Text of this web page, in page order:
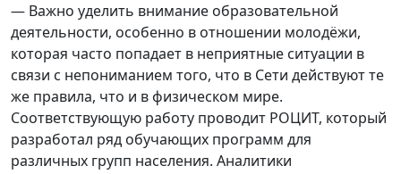
— Важно уделить внимание образовательной
деятельности, особенно в отношении молодёжи,
которая часто попадает в неприятные ситуации в
связи с непониманием того, что в Сети действуют те
же правила, что и в физическом мире.
Соответствующую работу проводит РОЦИТ, который
разработал ряд обучающих программ для
различных групп населения. Аналитики